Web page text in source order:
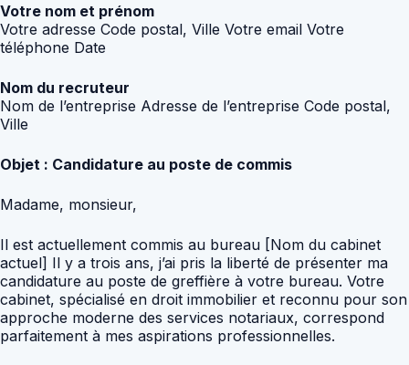
Votre nom et prénom
Votre adresse Code postal, Ville Votre email Votre
téléphone Date
Nom du recruteur
Nom de l’entreprise Adresse de l’entreprise Code postal,
Ville
Objet : Candidature au poste de commis
Madame, monsieur,
Il est actuellement commis au bureau [Nom du cabinet
actuel] Il y a trois ans, j’ai pris la liberté de présenter ma
candidature au poste de greffière à votre bureau. Votre
cabinet, spécialisé en droit immobilier et reconnu pour son
approche moderne des services notariaux, correspond
parfaitement à mes aspirations professionnelles.